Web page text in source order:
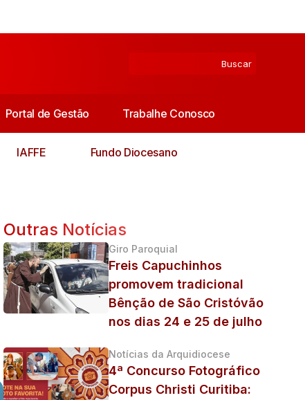
Portal de Gestão Trabalhe Conosco
IAFFE Fundo Diocesano
Outras Notícias
Giro Paroquial
Freis Capuchinhos
promovem tradicional
Bênção de São Cristóvão
nos dias 24 e 25 de julho
Notícias da Arquidiocese
4ª Concurso Fotográfico
Corpus Christi Curitiba: